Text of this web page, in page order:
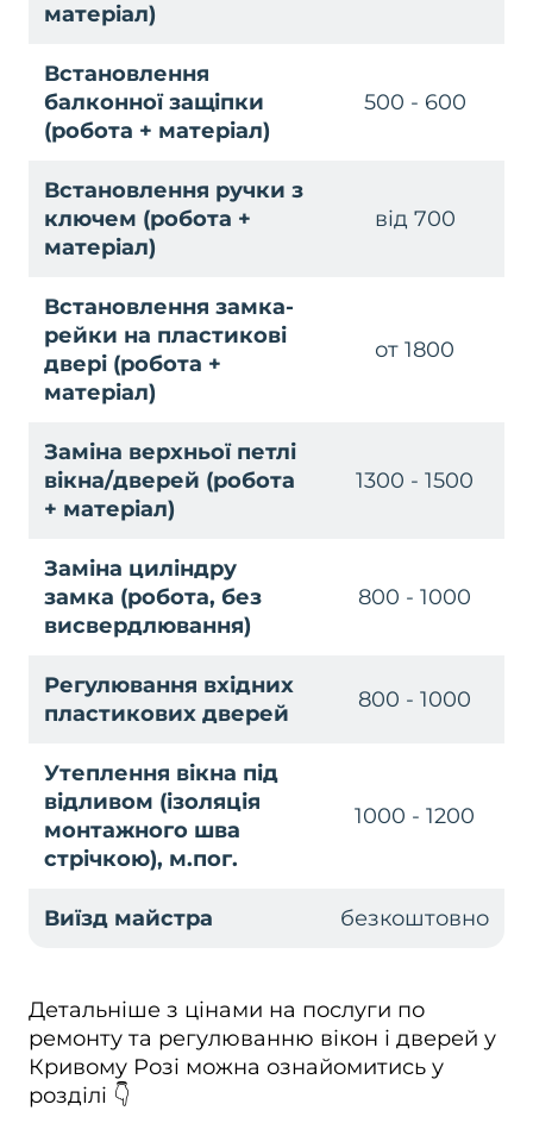
матеріал)
Встановлення
балконної защіпки
(робота + матеріал)
500 - 600
Встановлення ручки з
ключем (робота +
матеріал)
від 700
Встановлення замка-
рейки на пластикові
двері (робота +
матеріал)
от 1800
Заміна верхньої петлі
вікна/дверей (робота
+ матеріал)
1300 - 1500
Заміна циліндру
замка (робота, без
висвердлювання)
800 - 1000
Регулювання вхідних
пластикових дверей
800 - 1000
Утеплення вікна під
відливом (ізоляція
монтажного шва
стрічкою), м.пог.
1000 - 1200
Виїзд майстра безкоштовно
Детальніше з цінами на послуги по
ремонту та регулюванню вікон і дверей у
Кривому Розі можна ознайомитись у
розділі 👇